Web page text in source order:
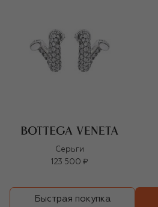
Серьги
123 500 ₽
Быстрая покупка